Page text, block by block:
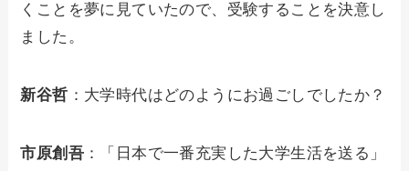
くことを夢に見ていたので、受験することを決意し
ました。
新谷哲 ：大学時代はどのようにお過ごしでしたか？
市原創吾 ：「日本で一番充実した大学生活を送る」